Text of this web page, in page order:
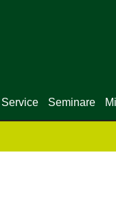
Seminare